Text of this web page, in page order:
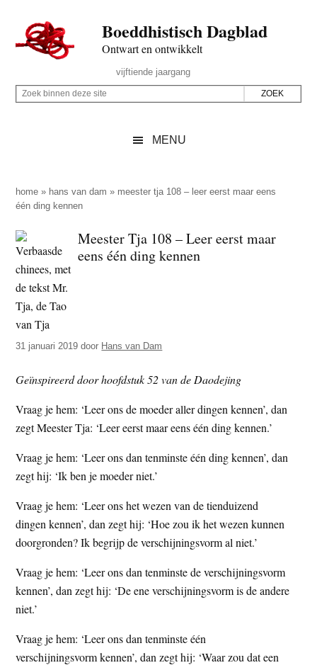
naar
de
inhoud
secondary
naar
de
sidebar
naar
de
Boeddhistisch Dagblad
Ontwart en ontwikkelt
Rechts
vijftiende jaargang
Z
p
d
e
z
e
s
i
t
e
Z
i
n
e
n
d
e
z
e
s
t
e
MENU
home » hans van dam » meester tja 108 – leer eerst maar eens
één ding kennen
Meester Tja 108 – Leer eerst maar
eens één ding kennen
31 januari 2019 door Hans van Dam
Geïnspireerd door hoofdstuk 52 van de Daodejing
Vraag je hem: ‘Leer ons de moeder aller dingen kennen’, dan
zegt Meester Tja: ‘Leer eerst maar eens één ding kennen.’
Vraag je hem: ‘Leer ons dan tenminste één ding kennen’, dan
zegt hij: ‘Ik ben je moeder niet.’
Vraag je hem: ‘Leer ons het wezen van de tienduizend
dingen kennen’, dan zegt hij: ‘Hoe zou ik het wezen kunnen
doorgronden? Ik begrijp de verschijningsvorm al niet.’
Vraag je hem: ‘Leer ons dan tenminste de verschijningsvorm
kennen’, dan zegt hij: ‘De ene verschijningsvorm is de andere
niet.’
Vraag je hem: ‘Leer ons dan tenminste één
verschijningsvorm kennen’, dan zegt hij: ‘Waar zou dat een